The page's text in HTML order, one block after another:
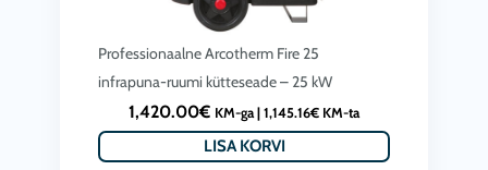
Professionaalne Arcotherm Fire 25
infrapuna-ruumi kütteseade – 25 kW
1,420.00€ KM-ga | 1,145.16€ KM-ta
LISA KORVI